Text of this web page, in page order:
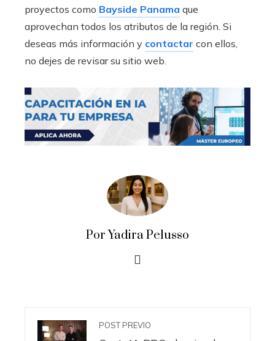
proyectos como Bayside Panama que
aprovechan todos los atributos de la región. Si
deseas más información y contactar con ellos,
no dejes de revisar su sitio web.
Por Yadira Pelusso
POST PREVIO